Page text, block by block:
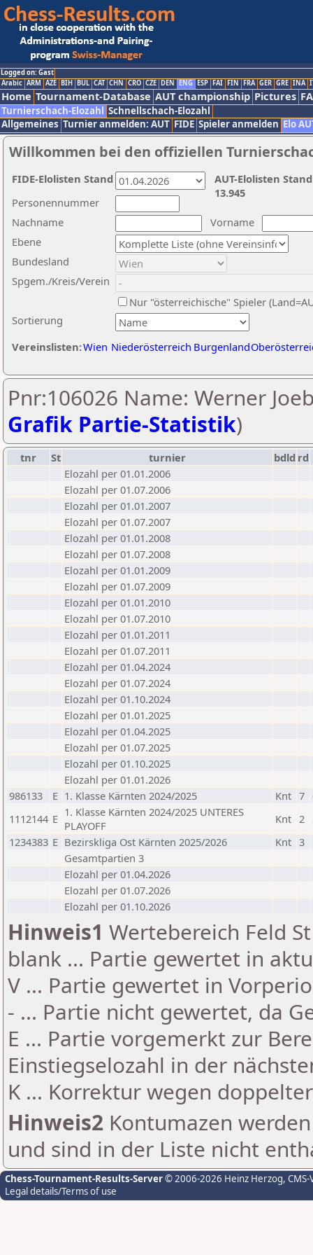
Logged on: Gast
Arabic ARM AZE BIH BUL CAT CHN CRO CZE DEN ENG ESP FAI FIN FRA GER GRE INA
Home Tournament-Database AUT championship Pictures
Turnierschach-Elozahl Schnellschach-Elozahl
Allgemeines Turnier anmelden: AUT FIDE Spieler anmelden Elo
Willkommen bei den offiziellen
Nachname
Vorname
Ebene
Sortierung
Personennummer
Bundesland
Spgem./Kreis/Verein
Nur "österreichische" Spieler
Vereinslisten:Wien Niederösterreich Burgenland
AUT-Elolisten
13.945
FIDE-Elolisten Stand
Pnr:106026 Name: Werner
Grafik Partie-Statistik)
tnr St turnier bdld rd
Elozahl per 01.01.2006
Elozahl per 01.07.2006
Elozahl per 01.01.2007
Elozahl per 01.07.2007
Elozahl per 01.01.2008
Elozahl per 01.07.2008
Elozahl per 01.01.2009
Elozahl per 01.07.2009
Elozahl per 01.01.2010
Elozahl per 01.07.2010
Elozahl per 01.01.2011
Elozahl per 01.07.2011
Elozahl per 01.04.2024
Elozahl per 01.07.2024
Elozahl per 01.10.2024
Elozahl per 01.01.2025
Elozahl per 01.04.2025
Elozahl per 01.07.2025
Elozahl per 01.10.2025
Elozahl per 01.01.2026
986133
E 1. Klasse Kärnten 2024/2025 Knt 7
1112144 E 1. Klasse Kärnten 2024/2025 UNTERES
PLAYOFF
Knt 2
1234383 E Bezirskliga Ost Kärnten 2025/2026 Knt 3
Gesamtpartien 3
Elozahl per 01.04.2026
Elozahl per 01.07.2026
Elozahl per 01.10.2026
Hinweis1 Wertebereich Feld
blank ... Partie gewertet in
V ... Partie gewertet in
- ... Partie nicht gewertet, da
E ... Partie vorgemerkt zur
Einstiegselozahl in der
K ... Korrektur wegen
Hinweis2 Kontumazen
und sind in der Liste nicht
Chess-Tournament-Results-Server© 2006-2026 Heinz Herzog,
Legal details/Terms of use